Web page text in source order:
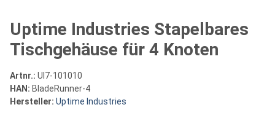
Uptime Industries Stapelbares
Tischgehäuse für 4 Knoten
Artnr.: UI7-101010
HAN: BladeRunner-4
Hersteller: Uptime Industries